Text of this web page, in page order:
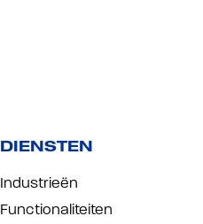
DIENSTEN
Industrieën
Functionaliteiten